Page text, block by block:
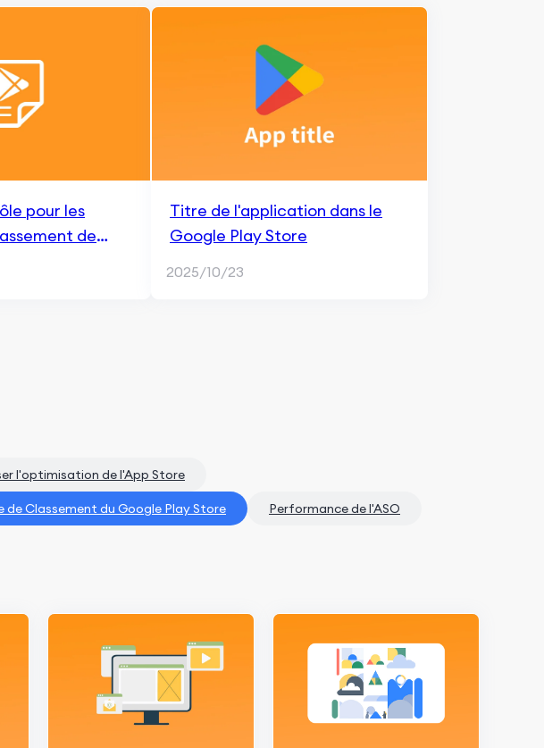
pour les
de
Titre de l'application dans le
Google Play Store
2025/10/23
l'optimisation de l'App Store
de Classement du Google Play Store Performance de l'ASO